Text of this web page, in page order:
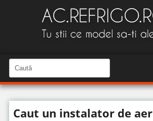
a
u
t
C
a
u
î
n
Caut un instalator de aer